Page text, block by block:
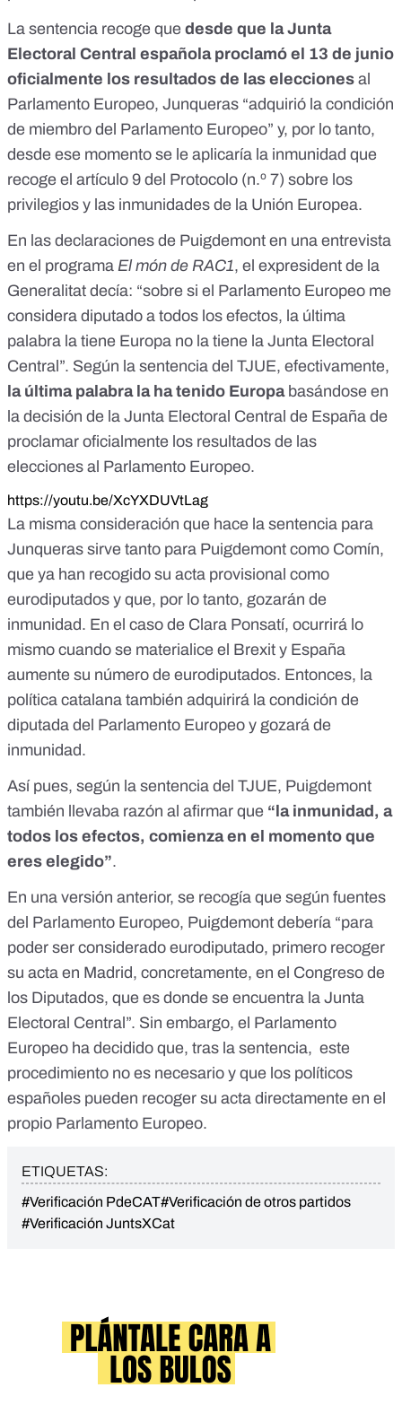
La sentencia recoge que desde que la Junta
Electoral Central española proclamó el 13 de junio
oficialmente los resultados de las elecciones al
Parlamento Europeo, Junqueras “adquirió la condición
de miembro del Parlamento Europeo” y, por lo tanto,
desde ese momento se le aplicaría la inmunidad que
recoge el artículo 9 del Protocolo (n.º 7) sobre los
privilegios y las inmunidades de la Unión Europea.
En las declaraciones de Puigdemont en una entrevista
en el programa El món de RAC1, el expresident de la
Generalitat decía: “sobre si el Parlamento Europeo me
considera diputado a todos los efectos, la última
palabra la tiene Europa no la tiene la Junta Electoral
Central”. Según la sentencia del TJUE, efectivamente,
la última palabra la ha tenido Europa basándose en
la decisión de la Junta Electoral Central de España de
proclamar oficialmente los resultados de las
elecciones al Parlamento Europeo.
https://youtu.be/XcYXDUVtLag
La misma consideración que hace la sentencia para
Junqueras sirve tanto para Puigdemont como Comín,
que ya han recogido su acta provisional como
eurodiputados y que, por lo tanto, gozarán de
inmunidad. En el caso de Clara Ponsatí, ocurrirá lo
mismo cuando se materialice el Brexit y España
aumente su número de eurodiputados. Entonces, la
política catalana también adquirirá la condición de
diputada del Parlamento Europeo y gozará de
inmunidad.
Así pues, según la sentencia del TJUE, Puigdemont
también llevaba razón al afirmar que “la inmunidad, a
todos los efectos, comienza en el momento que
eres elegido”.
En una versión anterior, se recogía que según fuentes
del Parlamento Europeo, Puigdemont debería “para
poder ser considerado eurodiputado, primero recoger
su acta en Madrid, concretamente, en el Congreso de
los Diputados, que es donde se encuentra la Junta
Electoral Central”. Sin embargo, el Parlamento
Europeo ha decidido que, tras la sentencia, este
procedimiento no es necesario y que los políticos
españoles pueden recoger su acta directamente en el
propio Parlamento Europeo.
ETIQUETAS:
#Verificación PdeCAT#Verificación de otros partidos
#Verificación JuntsXCat